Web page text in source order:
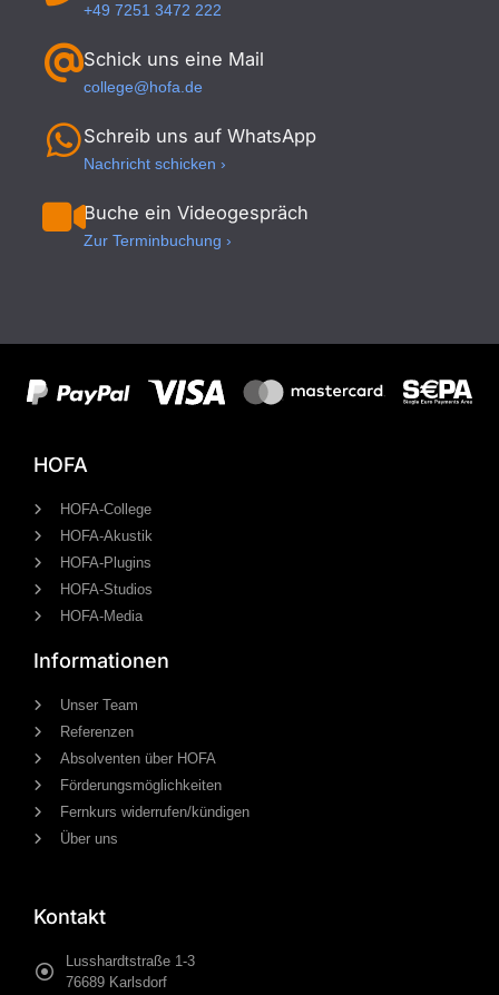
+49 7251 3472 222
Schick uns eine Mail
college@hofa.de
Schreib uns auf WhatsApp
Nachricht schicken ›
Buche ein Videogespräch
Zur Terminbuchung ›
HOFA
HOFA-College
HOFA-Akustik
HOFA-Plugins
HOFA-Studios
HOFA-Media
Informationen
Unser Team
Referenzen
Absolventen über HOFA
Förderungsmöglichkeiten
Fernkurs widerrufen/kündigen
Über uns
Kontakt
Lusshardtstraße 1-3
76689 Karlsdorf